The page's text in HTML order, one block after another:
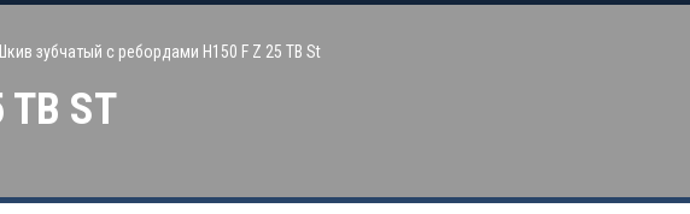
Шкив зубчатый с ребордами H150 F Z 25 TB St
ST